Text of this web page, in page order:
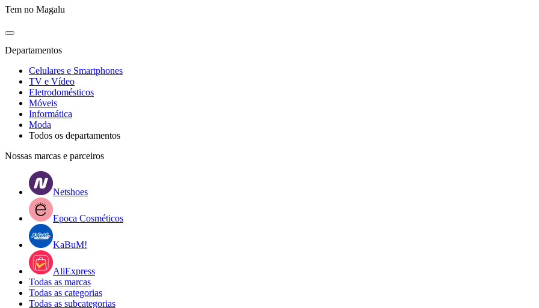
Tem no Magalu
Departamentos
Celulares e Smartphones
TV e Vídeo
Eletrodomésticos
Móveis
Informática
Moda
Todos os departamentos
Nossas marcas e parceiros
Netshoes
Epoca Cosméticos
KaBuM!
AliExpress
Todas as marcas
Todas as categorias
Todas as subcategorias